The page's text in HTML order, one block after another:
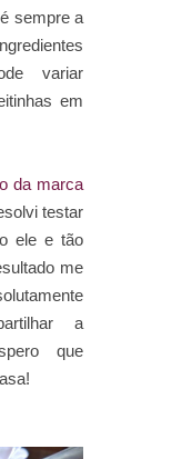
sempre a
variar
em
da marca
testar
ele e tão
me
a
que